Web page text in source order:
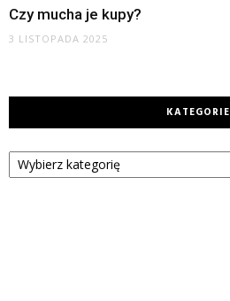
Czy mucha je kupy?
3 LISTOPADA 2025
KATEGORIE
Kategorie